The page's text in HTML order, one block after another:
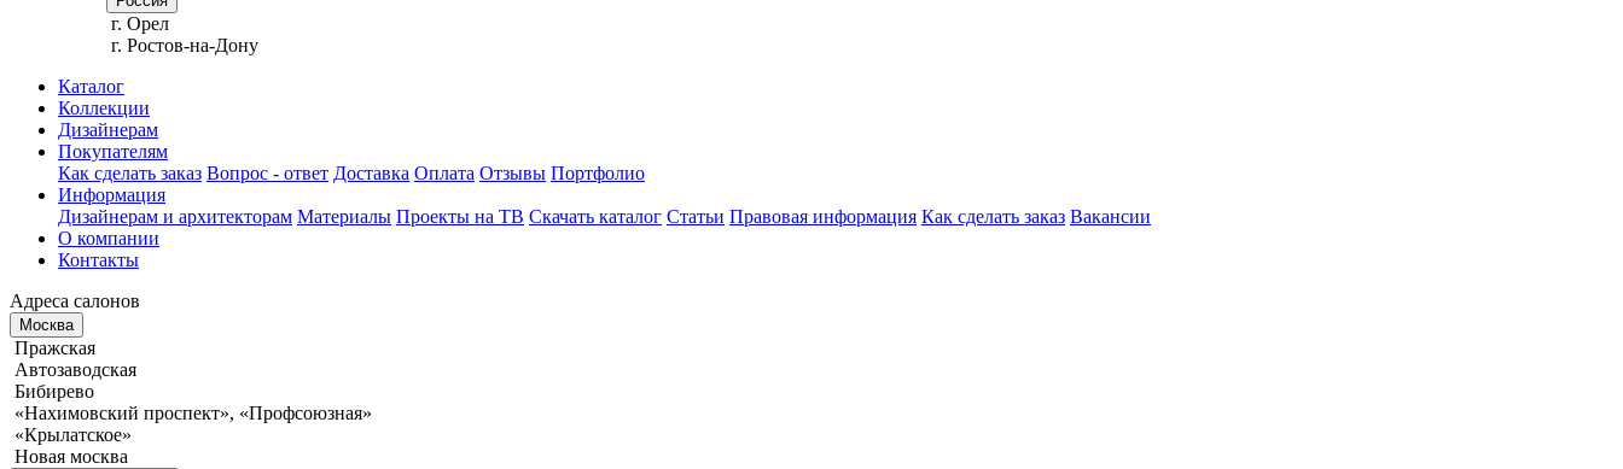
г. Орел
г. Ростов-на-Дону
Каталог
Коллекции
Дизайнерам
Покупателям
Как сделать заказ Вопрос - ответ Доставка Оплата Отзывы Портфолио
Информация
Дизайнерам и архитекторам Материалы Проекты на ТВ Скачать каталог Статьи Правовая информация Как сделать заказ Вакансии
О компании
Контакты
Адреса салонов
Москва
Пражская
Автозаводская
Бибирево
«Нахимовский проспект», «Профсоюзная»
«Крылатское»
Новая москва